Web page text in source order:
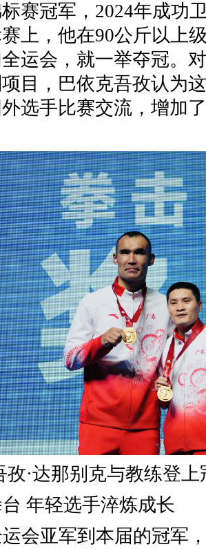
赛冠军，2024年成功
上，他在90公斤以上
运会，就一举夺冠。
目，巴依克吾孜认为
选手比赛交流，增加
孜·达那别克与教练登
年轻选手淬炼成长
会亚军到本届的冠军